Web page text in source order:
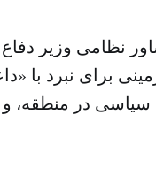
نظامی وزیر
برای نبرد
در منطقه،